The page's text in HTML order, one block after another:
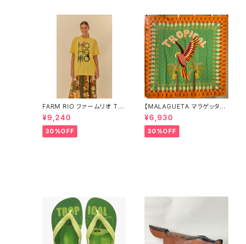
FARM RIO ファームリオ Tシ
ャツ HOHOHO
¥9,240
30%OFF
【MALAGUETA マラゲッタ】
カンガ TROPICAL
¥6,930
30%OFF